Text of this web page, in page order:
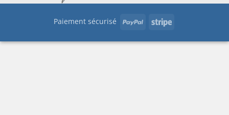
Paiement sécurisé PayPal Stripe